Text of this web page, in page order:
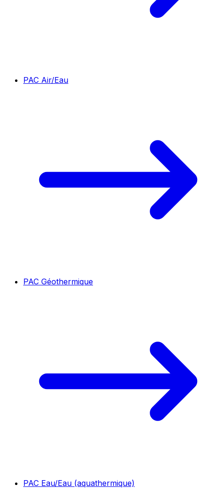
PAC Air/Eau
PAC Géothermique
PAC Eau/Eau (aquathermique)